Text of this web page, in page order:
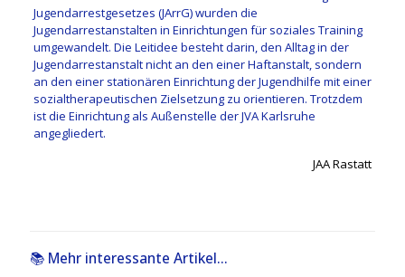
Jugendarrestgesetzes (JArrG) wurden die
Jugendarrestanstalten in Einrichtungen für soziales Training
umgewandelt. Die Leitidee besteht darin, den Alltag in der
Jugendarrestanstalt nicht an den einer Haftanstalt, sondern
an den einer stationären Einrichtung der Jugendhilfe mit einer
sozialtherapeutischen Zielsetzung zu orientieren. Trotzdem
ist die Einrichtung als Außenstelle der JVA Karlsruhe
angegliedert.
JAA Rastatt
📚 Mehr interessante Artikel...